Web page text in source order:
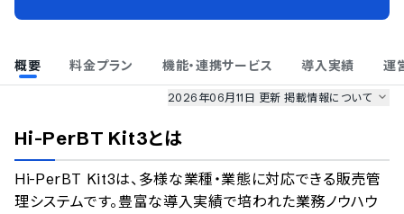
概要 料金プラン 機能・連携サービス 導入実績 運
2026年06月11日 更新掲載情報について
のサービス情報は、
のサービスデータを参照しています。
情報更新者：業界DX最強ナビ編集部 情報取得元 掲載修正依頼
Hi-PerBT Kit3とは
Hi-PerBT Kit3は、多様な業種・業態に対応できる販売管
理システムです。豊富な導入実績で培われた業務ノウハウ